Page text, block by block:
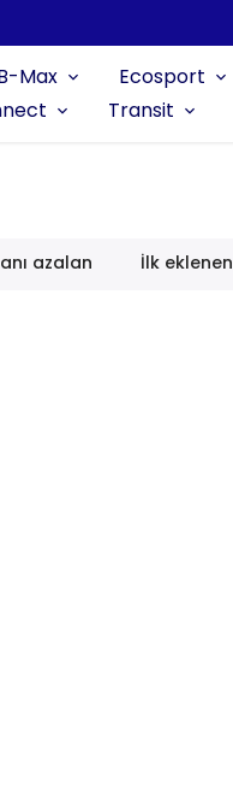
Max Ecosport
Transit
azalan İlk eklenen